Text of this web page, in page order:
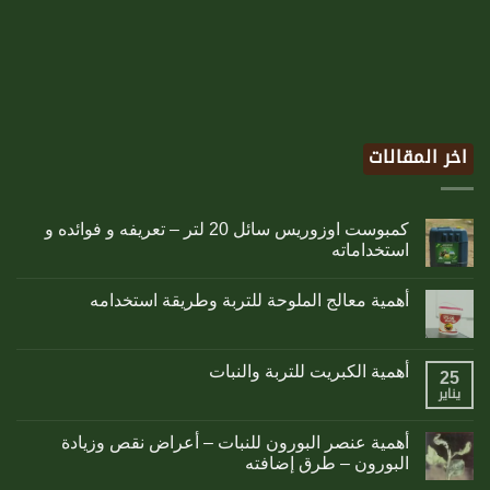
اخر المقالات
كمبوست اوزوريس سائل 20 لتر – تعريفه و فوائده و
استخداماته
أهمية معالج الملوحة للتربة وطريقة استخدامه
25
يناير
أهمية الكبريت للتربة والنبات
أهمية عنصر البورون للنبات – أعراض نقص وزيادة
البورون – طرق إضافته